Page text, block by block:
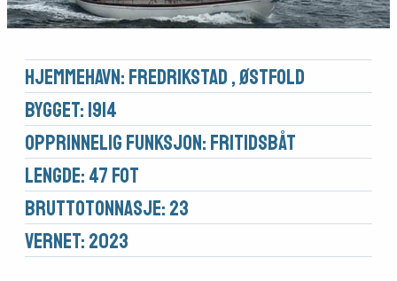
Medlemsfartøy
Hjemmehavn: Fredrikstad , Østfold
Bygget: 1914
Opprinnelig funksjon: Fritidsbåt
Lengde: 47 fot
Brutto­tonnasje: 23
Vernet: 2023